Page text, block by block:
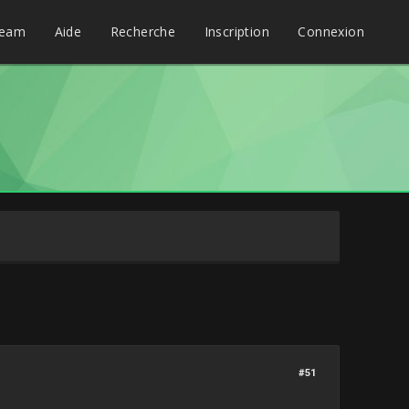
Aide Recherche Inscription Connexion
#51